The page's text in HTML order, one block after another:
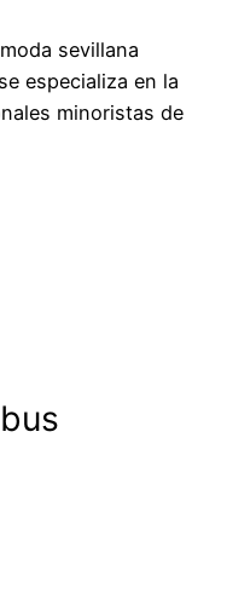
sevillana
especializa en la
minoristas de